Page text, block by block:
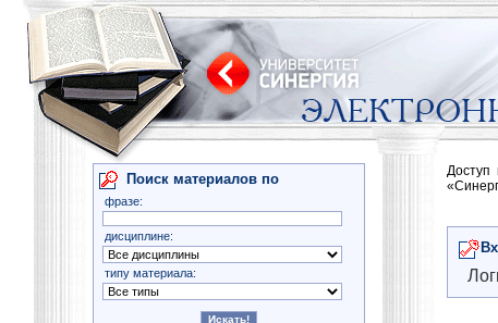
Поиск материалов по
фразе:
дисциплине:
типу материала:
Доступ